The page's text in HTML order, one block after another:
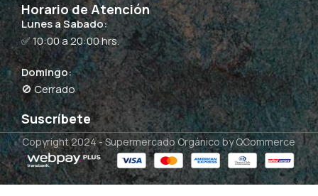
Horario de Atención
Lunes a Sabado:
✅ 10:00 a 20:00 hrs.
Domingo:
🚫 Cerrado
Suscríbete
Copyright 2024 -Supermercado Orgánico by QCommerce